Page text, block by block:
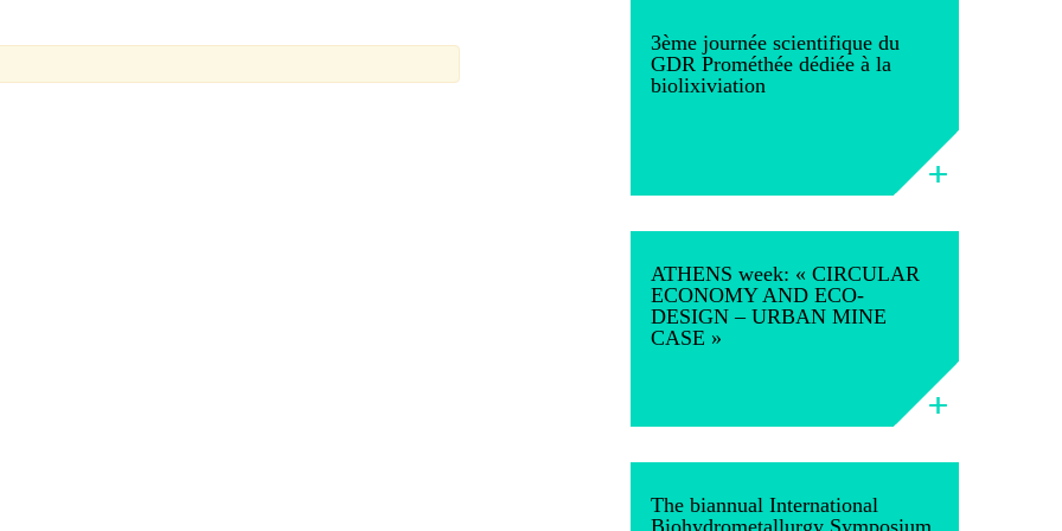
3ème journée scientifique du
GDR Prométhée dédiée à la
biolixiviation
ATHENS week: « CIRCULAR
ECONOMY AND ECO-
DESIGN – URBAN MINE
CASE »
The biannual International
Biohydrometallurgy Symposium